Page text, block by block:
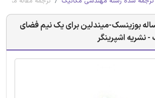
بوزینسک-میندلین برای یک نیم فضای
نشریه اشپرینگر